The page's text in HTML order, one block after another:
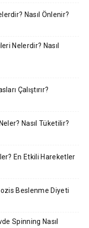
Nasıl Önlenir?
Nelerdir? Nasıl
Çalıştırır?
Nasıl Tüketilir?
En Etkili Hareketler
Beslenme Diyeti
Spinning Nasıl